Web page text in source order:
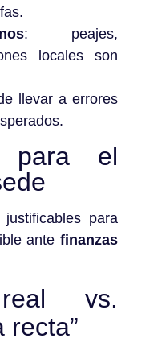
: peajes,
locales son
llevar a errores
para el
para
antefinanzas
vs.
recta”